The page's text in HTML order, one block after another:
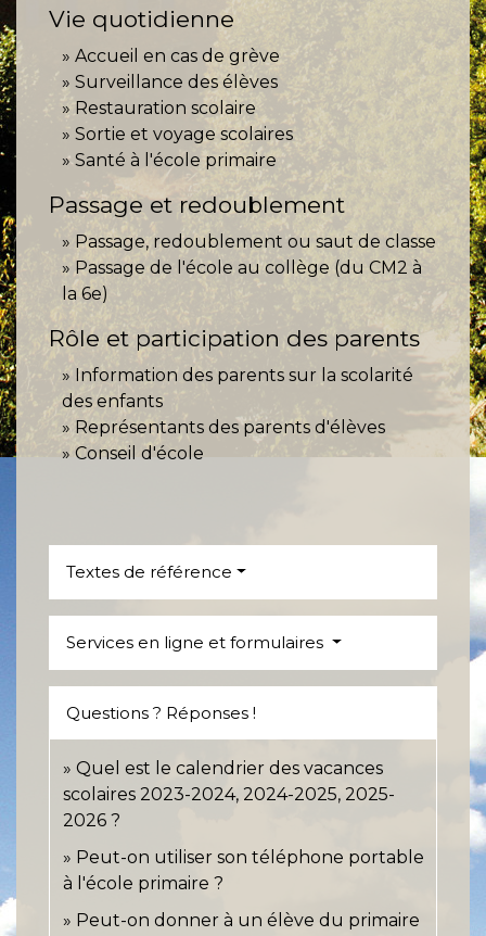
Vie quotidienne
Accueil en cas de grève
Surveillance des élèves
Restauration scolaire
Sortie et voyage scolaires
Santé à l'école primaire
Passage et redoublement
Passage, redoublement ou saut de classe
Passage de l'école au collège (du CM2 à
la 6e)
Rôle et participation des parents
Information des parents sur la scolarité
des enfants
Représentants des parents d'élèves
Conseil d'école
Textes de référence
Services en ligne et formulaires
Questions ? Réponses !
Quel est le calendrier des vacances
scolaires 2023-2024, 2024-2025, 2025-
2026 ?
Peut-on utiliser son téléphone portable
à l'école primaire ?
Peut-on donner à un élève du primaire